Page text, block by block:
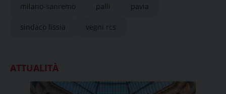
milano-sanremo palli pavia
sindaco lissia vegni rcs
ATTUALITÀ